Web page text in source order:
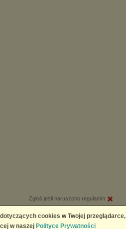
Zgłoś jeśli naruszono regulamin
Copyright © 2026Chomikuj.pl
cookies w Twojej przeglądarce,
w naszej Polityce Prywatności